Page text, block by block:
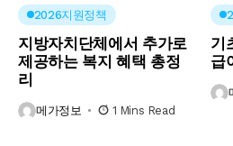
2026지원정책
지방자치단체에서 추가로
제공하는 복지 혜택 총정
리
메가정보 1 Mins Read
기
급